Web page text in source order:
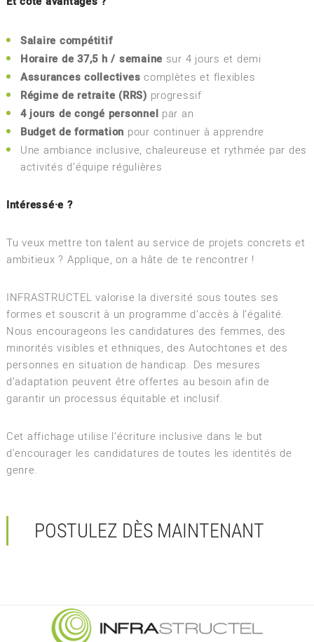
Salaire compétitif
Horaire de 37,5 h / semaine sur 4 jours et demi
Assurances collectives complètes et flexibles
Régime de retraite (RRS) progressif
4 jours de congé personnel par an
Budget de formation pour continuer à apprendre
Une ambiance inclusive, chaleureuse et rythmée par des
activités d’équipe régulières
Intéressé·e ?
Tu veux mettre ton talent au service de projets concrets et
ambitieux ? Applique, on a hâte de te rencontrer !
INFRASTRUCTEL valorise la diversité sous toutes ses
formes et souscrit à un programme d’accès à l’égalité.
Nous encourageons les candidatures des femmes, des
minorités visibles et ethniques, des Autochtones et des
personnes en situation de handicap. Des mesures
d’adaptation peuvent être offertes au besoin afin de
garantir un processus équitable et inclusif.
Cet affichage utilise l’écriture inclusive dans le but
d'encourager les candidatures de toutes les identités de
genre.
POSTULEZ DÈS MAINTENANT